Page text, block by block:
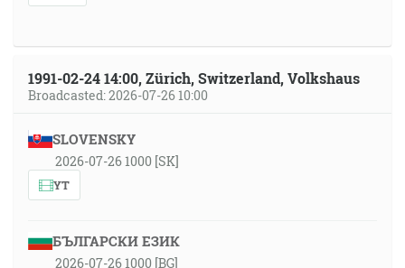
1991-02-24 14:00, Zürich, Switzerland, Volkshaus
Broadcasted: 2026-07-26 10:00
SLOVENSKY
2026-07-26 1000 [SK]
YT
БЪЛГАРСКИ ЕЗИК
2026-07-26 1000 [BG]